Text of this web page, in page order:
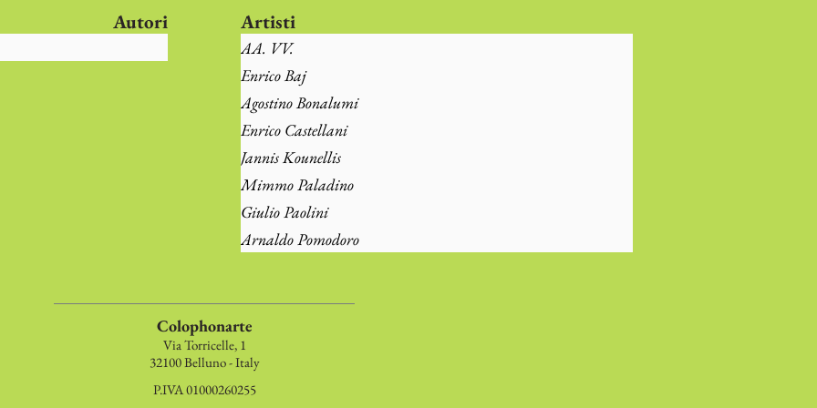
Autori Artisti
AA. VV.
Enrico Baj
Agostino Bonalumi
Enrico Castellani
Jannis Kounellis
Mimmo Paladino
Giulio Paolini
Arnaldo Pomodoro
Colophonarte
Via Torricelle, 1
32100 Belluno - Italy
P.IVA 01000260255